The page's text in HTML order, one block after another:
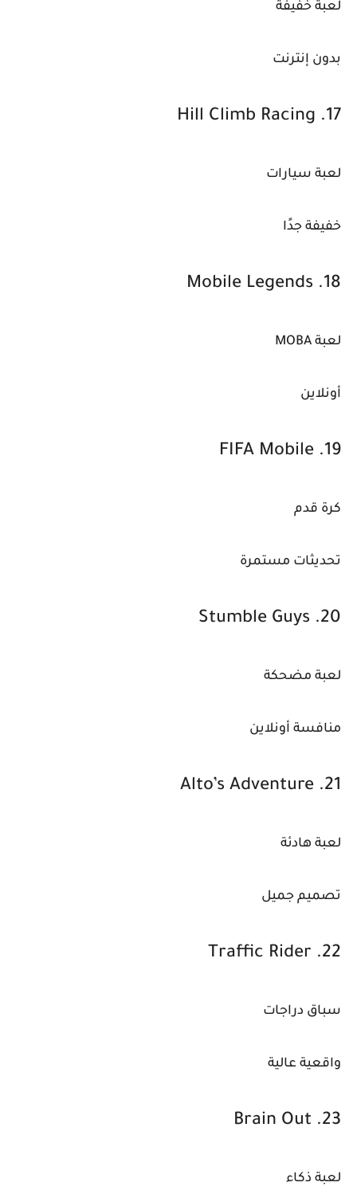
لعبة خفيفة
بدون إنترنت
17. Hill Climb Racing
لعبة سيارات
خفيفة جدًا
18. Mobile Legends
لعبة MOBA
أونلاين
19. FIFA Mobile
كرة قدم
تحديثات مستمرة
20. Stumble Guys
لعبة مضحكة
منافسة أونلاين
21. Alto’s Adventure
لعبة هادئة
تصميم جميل
22. Traffic Rider
سباق دراجات
واقعية عالية
23. Brain Out
لعبة ذكاء